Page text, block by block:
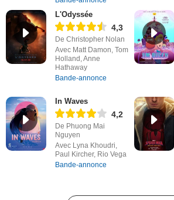
L'Odyssée
4,3
De Christopher Nolan
Avec Matt Damon, Tom
Holland, Anne
Hathaway
Bande-annonce
In Waves
4,2
De Phuong Mai
Nguyen
Avec Lyna Khoudri,
Paul Kircher, Rio Vega
Bande-annonce